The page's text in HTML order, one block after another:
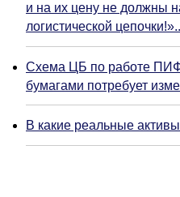
и на их цену не должны
логистической
Схема ЦБ по работе
бумагами потребует
В какие реальные